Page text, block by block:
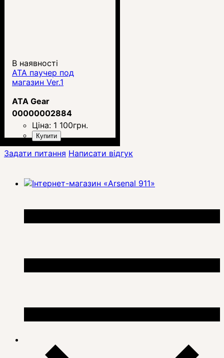
В наявності
ATA паучер под
магазин Ver.1
ATA Gear
00000002884
Ціна: 1 100грн.
Купити
Задати питання Написати відгук